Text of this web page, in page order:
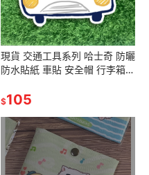
現貨 交通工具系列 哈士奇 防曬
防水貼紙 車貼 安全帽 行李箱
$105